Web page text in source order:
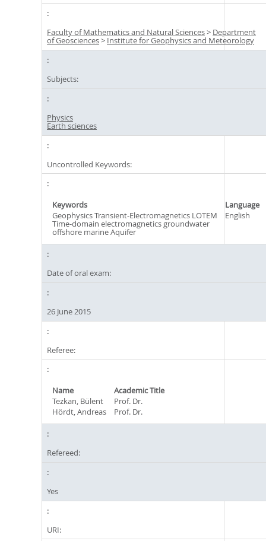
Faculty of Mathematics and Natural Sciences> Department
of Geosciences> Institute for Geophysics and Meteorology
Subjects:
Physics
Earth sciences
Uncontrolled Keywords:
Keywords
Language
Geophysics Transient-Electromagnetics LOTEM
Time-domain electromagnetics groundwater
offshore marine Aquifer
English
Date of oral exam:
26 June 2015
Referee:
Name
Academic Title
Tezkan, Bülent
Prof. Dr.
Hördt, Andreas
Prof. Dr.
Refereed:
Yes
URI: